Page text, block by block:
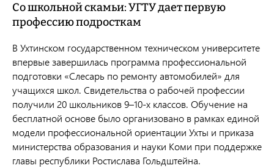
Со школьной скамьи: УГТУ дает первую
профессию подросткам
В Ухтинском государственном техническом университете
впервые завершилась программа профессиональной
подготовки «Слесарь по ремонту автомобилей» для
учащихся школ. Свидетельства о рабочей профессии
получили 20 школьников 9–10-х классов. Обучение на
бесплатной основе было организовано в рамках единой
модели профессиональной ориентации Ухты и приказа
министерства образования и науки Коми при поддержке
главы республики Ростислава Гольдштейна.